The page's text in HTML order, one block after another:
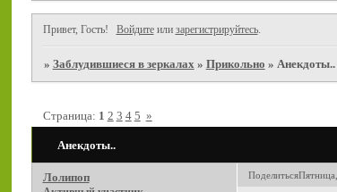
Привет, Гость! Войдитеили зарегистрируйтесь.
» Заблудившиеся в зеркалах » Прикольно » Анекдоты..
Анекдоты..
Страница: 1 2 3 4 5 »
Поделиться
Лолипоп